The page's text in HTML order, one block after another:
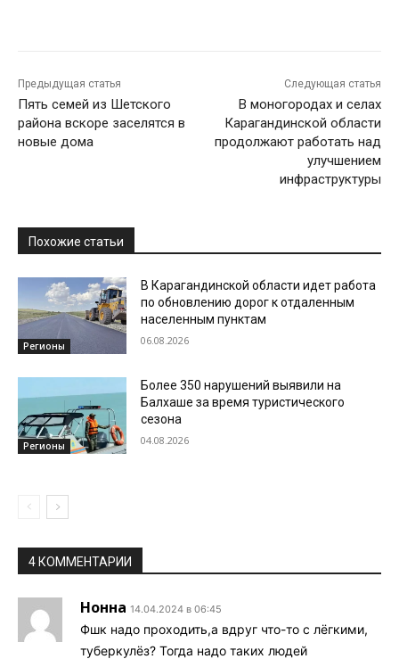
Предыдущая статья
Пять семей из Шетского
района вскоре заселятся в
новые дома
Следующая статья
В моногородах и селах
Карагандинской области
продолжают работать над
улучшением
инфраструктуры
Похожие статьи
Регионы
В Карагандинской области идет работа
по обновлению дорог к отдаленным
населенным пунктам
06.08.2026
Регионы
Более 350 нарушений выявили на
Балхаше за время туристического
сезона
04.08.2026
4 КОММЕНТАРИИ
Нонна 14.04.2024 в 06:45
Фшк надо проходить,а вдруг что-то с лёгкими,
туберкулёз? Тогда надо таких людей